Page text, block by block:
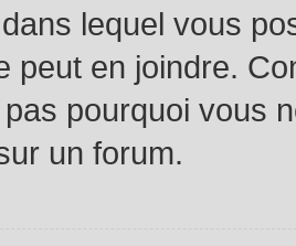
lequel vous
peut en joindre.
pourquoi vous
un forum.